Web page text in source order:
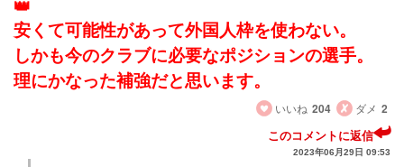
安くて可能性があって外国人枠を使わない。
しかも今のクラブに必要なポジションの選手。
理にかなった補強だと思います。
いいね 204 ダメ 2
このコメントに返信
2023年06月29日 09:53